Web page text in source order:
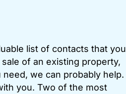
list of contacts that you
of an existing property,
we can probably help.
you. Two of the most